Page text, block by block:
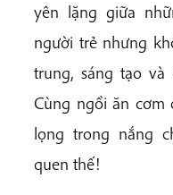
yên lặng giữa
người trẻ nhưng
trung, sáng tạo và
Cùng ngồi ăn cơm
lọng trong nắng
quen thế!